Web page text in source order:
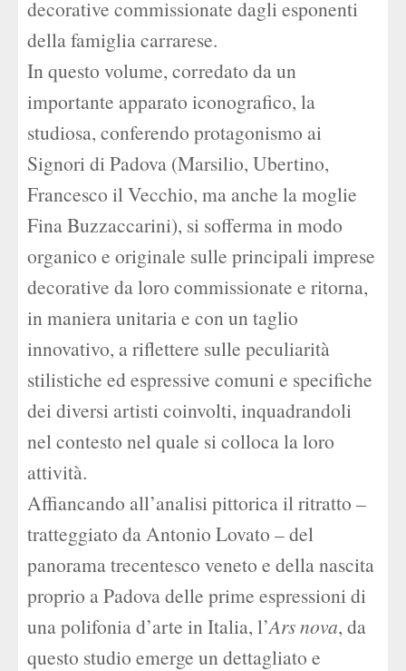
decorative commissionate dagli esponenti
della famiglia carrarese.
In questo volume, corredato da un
importante apparato iconografico, la
studiosa, conferendo protagonismo ai
Signori di Padova (Marsilio, Ubertino,
Francesco il Vecchio, ma anche la moglie
Fina Buzzaccarini), si sofferma in modo
organico e originale sulle principali imprese
decorative da loro commissionate e ritorna,
in maniera unitaria e con un taglio
innovativo, a riflettere sulle peculiarità
stilistiche ed espressive comuni e specifiche
dei diversi artisti coinvolti, inquadrandoli
nel contesto nel quale si colloca la loro
attività.
Affiancando all’analisi pittorica il ritratto –
tratteggiato da Antonio Lovato – del
panorama trecentesco veneto e della nascita
proprio a Padova delle prime espressioni di
una polifonia d’arte in Italia, l’Ars nova, da
questo studio emerge un dettagliato e